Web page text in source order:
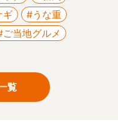
ギ
#うな重
ご当地グルメ
覧